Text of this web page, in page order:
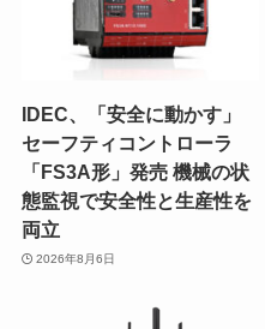
IDEC、「安全に動かす」
セーフティコントローラ
「FS3A形」発売 機械の状
態監視で安全性と生産性を
両立
2026年8月6日